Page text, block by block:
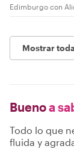
Edimburgo con
Mostrar
Buenoa
Todo lo que
fluida y